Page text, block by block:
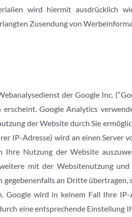
wird hiermit ausdrücklich
Zusendung von
der Google Inc.
Google Analytics
der Website durch Sie
IP-Adresse) wird an einen Server
Ihre Nutzung der Website
mit der Websitenutzung
an Dritte
Google wird in keinem Fall Ihre
eine entsprechende Einstellung